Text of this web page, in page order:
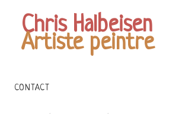
Chris Halbeisen
Artiste peintre
CONTACT